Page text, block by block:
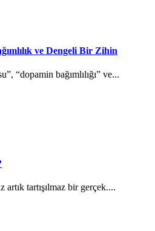
ve Dengeli Bir Zihin
“dopamin bağımlılığı” ve...
artık tartışılmaz bir gerçek....